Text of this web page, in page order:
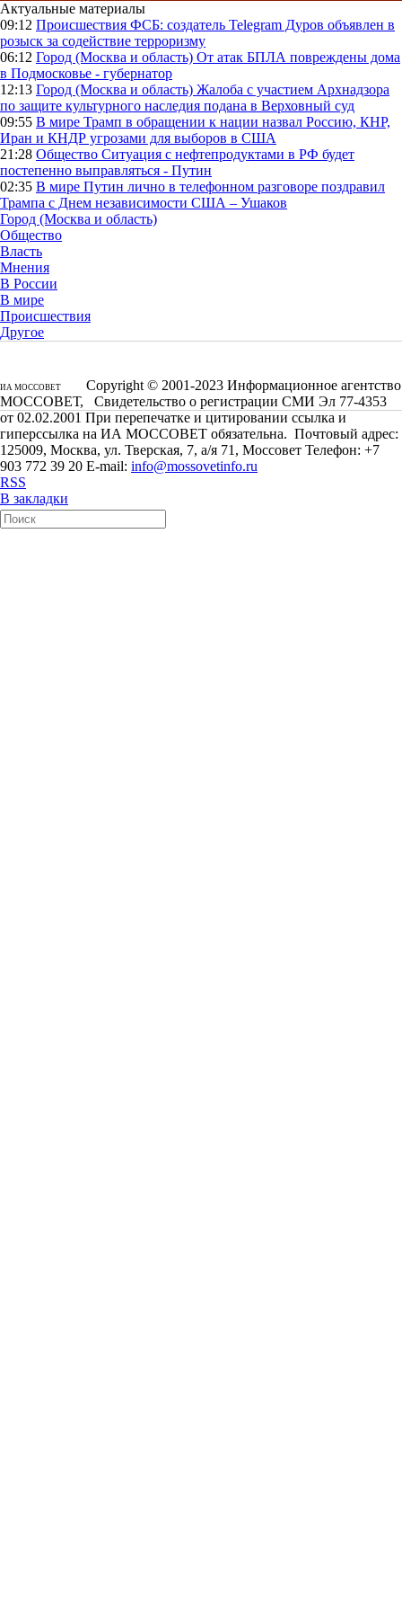
Актуальные материалы
09:12 Происшествия ФСБ: создатель Telegram Дуров объявлен в
розыск за содействие терроризму
06:12 Город (Москва и область) От атак БПЛА повреждены дома
в Подмосковье - губернатор
12:13 Город (Москва и область) Жалоба с участием Архнадзора
по защите культурного наследия подана в Верховный суд
09:55 В мире Трамп в обращении к нации назвал Россию, КНР,
Иран и КНДР угрозами для выборов в США
21:28 Общество Ситуация с нефтепродуктами в РФ будет
постепенно выправляться - Путин
02:35 В мире Путин лично в телефонном разговоре поздравил
Трампа с Днем независимости США – Ушаков
Город (Москва и область)
Общество
Власть
Мнения
В России
В мире
Происшествия
Другое
ИА МОССОВЕТ
Copyright © 2001-2023 Информационное агентство
МОССОВЕТ, Свидетельство о регистрации СМИ Эл 77-4353
от 02.02.2001 При перепечатке и цитировании ссылка и
гиперссылка на ИА МОССОВЕТ обязательна. Почтовый адрес:
125009, Москва, ул. Тверская, 7, а/я 71, Моссовет Телефон: +7
903 772 39 20 E-mail: info@mossovetinfo.ru
RSS
В закладки